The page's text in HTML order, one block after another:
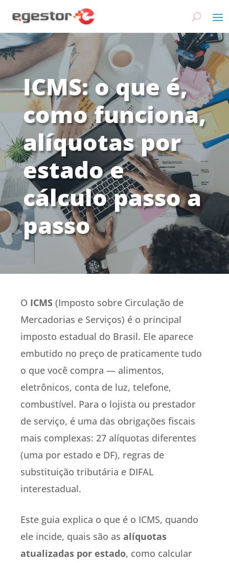
ICMS: o que é,
como funciona,
alíquotas por
estado e
cálculo passo a
passo
O ICMS (Imposto sobre Circulação de
Mercadorias e Serviços) é o principal
imposto estadual do Brasil. Ele aparece
embutido no preço de praticamente tudo
o que você compra — alimentos,
eletrônicos, conta de luz, telefone,
combustível. Para o lojista ou prestador
de serviço, é uma das obrigações fiscais
mais complexas: 27 alíquotas diferentes
(uma por estado e DF), regras de
substituição tributária e DIFAL
interestadual.
Este guia explica o que é o ICMS, quando
ele incide, quais são as alíquotas
atualizadas por estado, como calcular